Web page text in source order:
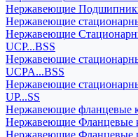
Нержавеющие
Нержавеющие
Нержавеющие
UCP...BSS
Нержавеющие
UCPA...BSS
Нержавеющие
UP...SS
Нержавеющие фланцевые
Нержавеющие Фланцевые
Нержавеющие Фланцевые